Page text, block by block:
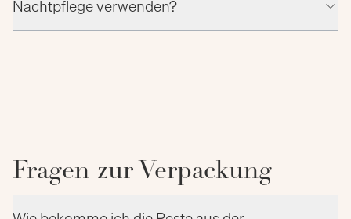
Nachtpflege verwenden?
Fragen zur Verpackung